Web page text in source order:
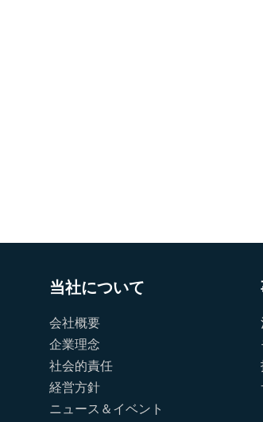
当社について
会社概要
企業理念
社会的責任
経営方針
ニュース＆イベント